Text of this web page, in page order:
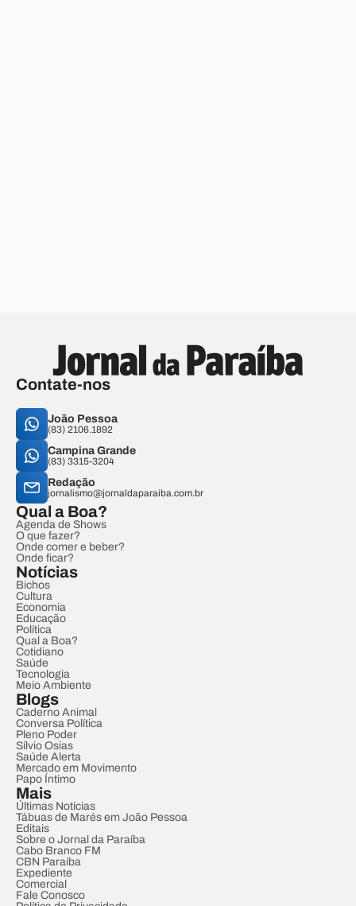
Contate-nos
João Pessoa
(83) 2106.1892
Campina Grande
(83) 3315-3204
Redação
jornalismo@jornaldaparaiba.com.br
Qual a Boa?
Agenda de Shows
O que fazer?
Onde comer e beber?
Onde ficar?
Notícias
Bichos
Cultura
Economia
Educação
Política
Qual a Boa?
Cotidiano
Saúde
Tecnologia
Meio Ambiente
Blogs
Caderno Animal
Conversa Política
Pleno Poder
Sílvio Osias
Saúde Alerta
Mercado em Movimento
Papo Íntimo
Mais
Últimas Notícias
Tábuas de Marés em João Pessoa
Editais
Sobre o Jornal da Paraíba
Cabo Branco FM
CBN Paraíba
Expediente
Comercial
Fale Conosco